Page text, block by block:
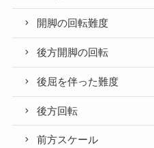
開脚の回転難度
後方開脚の回転
後屈を伴った難度
後方回転
前方スケール